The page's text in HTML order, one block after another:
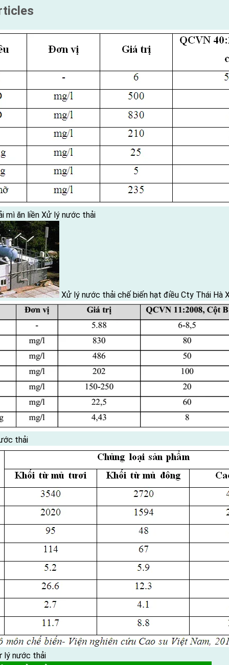
mì ăn liền Xử lý nước thải
Xử lý nước thải chế biến hạt điều Cty Thái Hà
thải
lý nước thải